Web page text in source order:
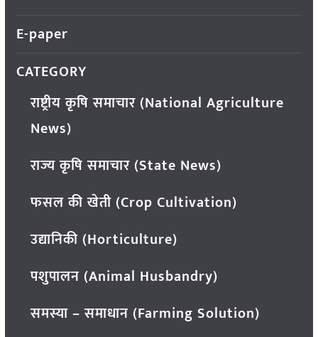
E-paper
CATEGORY
राष्ट्रीय कृषि समाचार (National Agriculture
News)
राज्य कृषि समाचार (State News)
फसल की खेती (Crop Cultivation)
उद्यानिकी (Horticulture)
पशुपालन (Animal Husbandry)
समस्या – समाधान (Farming Solution)